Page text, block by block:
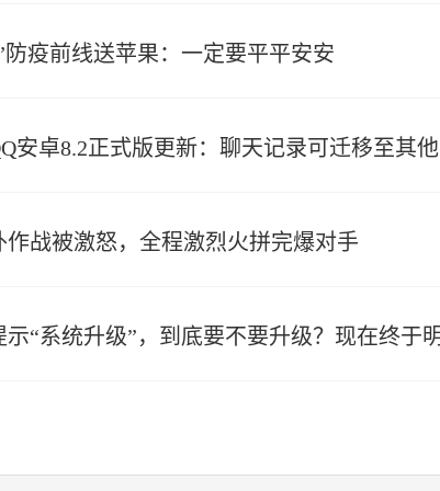
防疫前线送苹果：一定要平平安安
安卓8.2正式版更新：聊天记录可迁移至其
作战被激怒，全程激烈火拼完爆对手
示“系统升级”，到底要不要升级？现在终于